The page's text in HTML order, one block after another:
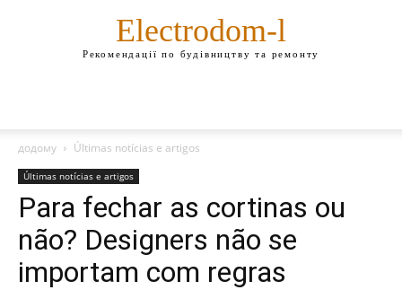
Electrodom-l
Рекомендації по будівництву та ремонту
додому Últimas notícias e artigos
Últimas notícias e artigos
Para fechar as cortinas ou
não? Designers não se
importam com regras